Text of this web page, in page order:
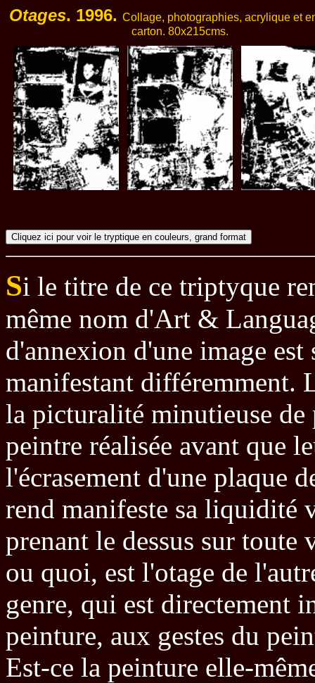
Otages. 1996. Collage, photographies, acrylique et
carton. 80x215cms.
Si le titre de ce triptyque
même nom d'Art &
d'annexion d'une image est
manifestant différemment.
la picturalité minutieuse de
peintre réalisée avant que
l'écrasement d'une plaque
rend manifeste sa liquidité
prenant le dessus sur
ou quoi, est l'otage de
genre, qui est directement
peinture, aux gestes du
Est-ce la peinture elle-